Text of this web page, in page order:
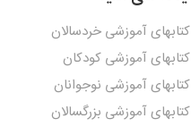
کتابهای آموزشی خردسالان
کتابهای آموزشی کودکان
کتابهای آموزشی نوجوانان
کتابهای آموزشی بزرگسالان